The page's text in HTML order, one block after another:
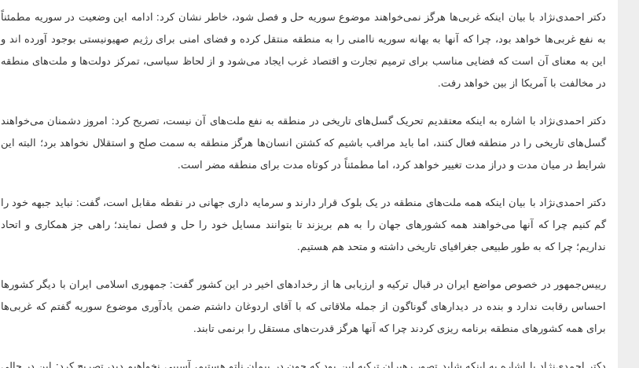
دکتر احمدی‌نژاد با بیان اینکه غربی‌ها هرگز نمی‌خواهند موضوع سوریه حل و فصل شود، خاطر نشان کرد: ادامه این وضعیت در سوریه مطمئناً
به نفع غربی‌ها خواهد بود، چرا که آنها به بهانه سوریه ناامنی را به منطقه منتقل کرده و فضای امنی برای رژیم صهیونیستی بوجود آورده اند و
این به معنای آن است که فضایی مناسب برای ترمیم تجارت و اقتصاد غرب ایجاد می‌شود و از لحاظ سیاسی، تمرکز دولت‌ها و ملت‌های منطقه
در مخالفت با آمریکا از بین خواهد رفت.
دکتر احمدی‌نژاد با اشاره به اینکه معتقدیم تحریک گسل‌های تاریخی در منطقه به نفع ملت‌های آن نیست، تصریح کرد: امروز دشمنان می‌خواهند
گسل‌های تاریخی را در منطقه فعال کنند، اما باید مراقب باشیم که کشتن انسان‌ها هرگز منطقه به سمت صلح و استقلال نخواهد برد؛ البته این
شرایط در میان مدت و دراز مدت تغییر خواهد کرد، اما مطمئناً در کوتاه مدت برای منطقه مضر است.
دکتر احمدی‌نژاد با بیان اینکه همه ملت‌های منطقه در یک بلوک قرار دارند و سرمایه داری جهانی در نقطه مقابل است، گفت: نباید جبهه خود را
گم کنیم چرا که آنها می‌خواهند همه کشورهای جهان را به هم بریزند تا بتوانند مسایل خود را حل و فصل نمایند؛ راهی جز همکاری و اتحاد
نداریم؛ چرا که به طور طبیعی جغرافیای تاریخی داشته و متحد هم هستیم.
رییس‌جمهور در خصوص مواضع ایران در قبال ترکیه و ارزیابی ها از رخدادهای اخیر در این کشور گفت: جمهوری اسلامی ایران با دیگر کشورها
احساس رقابت ندارد و بنده در دیدارهای گوناگون از جمله ملاقاتی که با آقای اردوغان داشتم ضمن یادآوری موضوع سوریه گفتم که غربی‌ها
برای همه کشورهای منطقه برنامه ریزی کردند چرا که آنها هرگز قدرت‌های مستقل را برنمی تابند.